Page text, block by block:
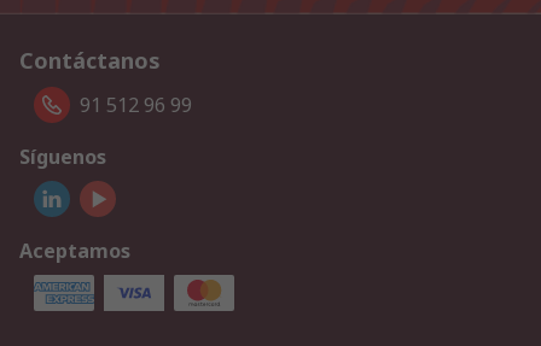
Contáctanos
91 512 96 99
Síguenos
Aceptamos